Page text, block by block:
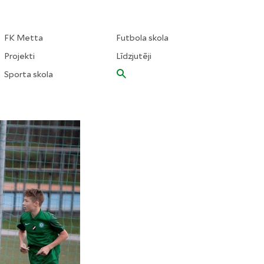
FK Metta
Projekti
Sporta skola
Futbola skola
Līdzjutēji